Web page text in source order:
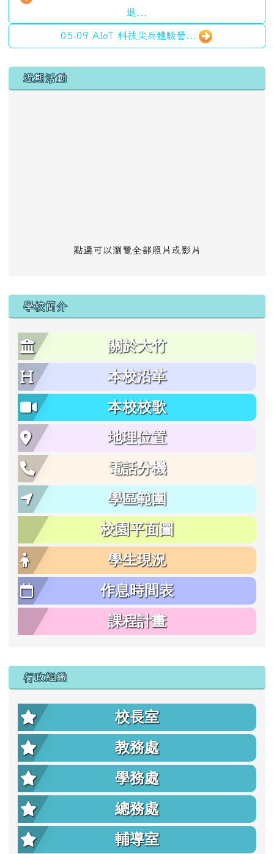
退...
05-09 AIoT 科技尖兵體驗營...
左邊區域內容
近期活動
點選可以瀏覽全部照片或影片
學校簡介
關於大竹
本校沿革
本校校歌
地理位置
電話分機
學區範圍
校園平面圖
學生現況
作息時間表
課程計畫
行政組織
校長室
教務處
學務處
總務處
輔導室